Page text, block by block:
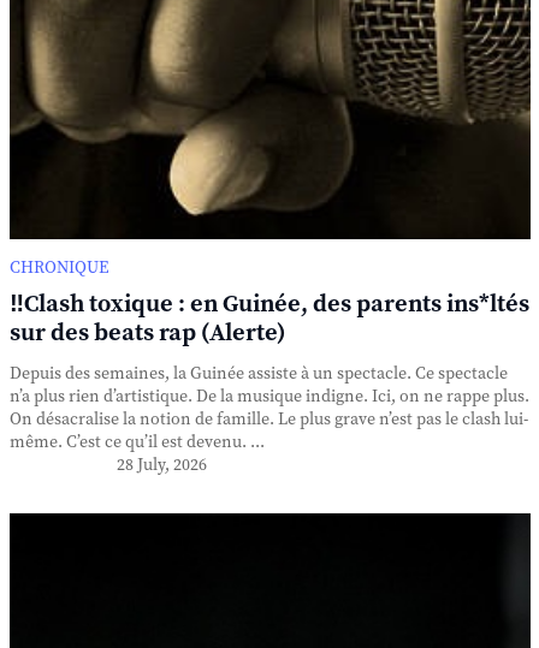
CHRONIQUE
‼️Clash toxique : en Guinée, des parents ins*ltés
sur des beats rap (Alerte)
Depuis des semaines, la Guinée assiste à un spectacle. Ce spectacle
n’a plus rien d’artistique. De la musique indigne. Ici, on ne rappe plus.
On désacralise la notion de famille. Le plus grave n’est pas le clash lui-
même. C’est ce qu’il est devenu. ...
28 July, 2026